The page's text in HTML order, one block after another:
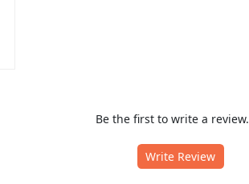
Be the first to write a review.
Write Review